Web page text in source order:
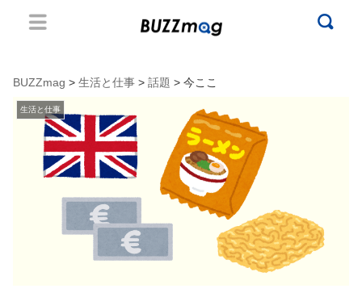
BUZZmag > 生活と仕事 > 話題 > 今ここ
生活と仕事